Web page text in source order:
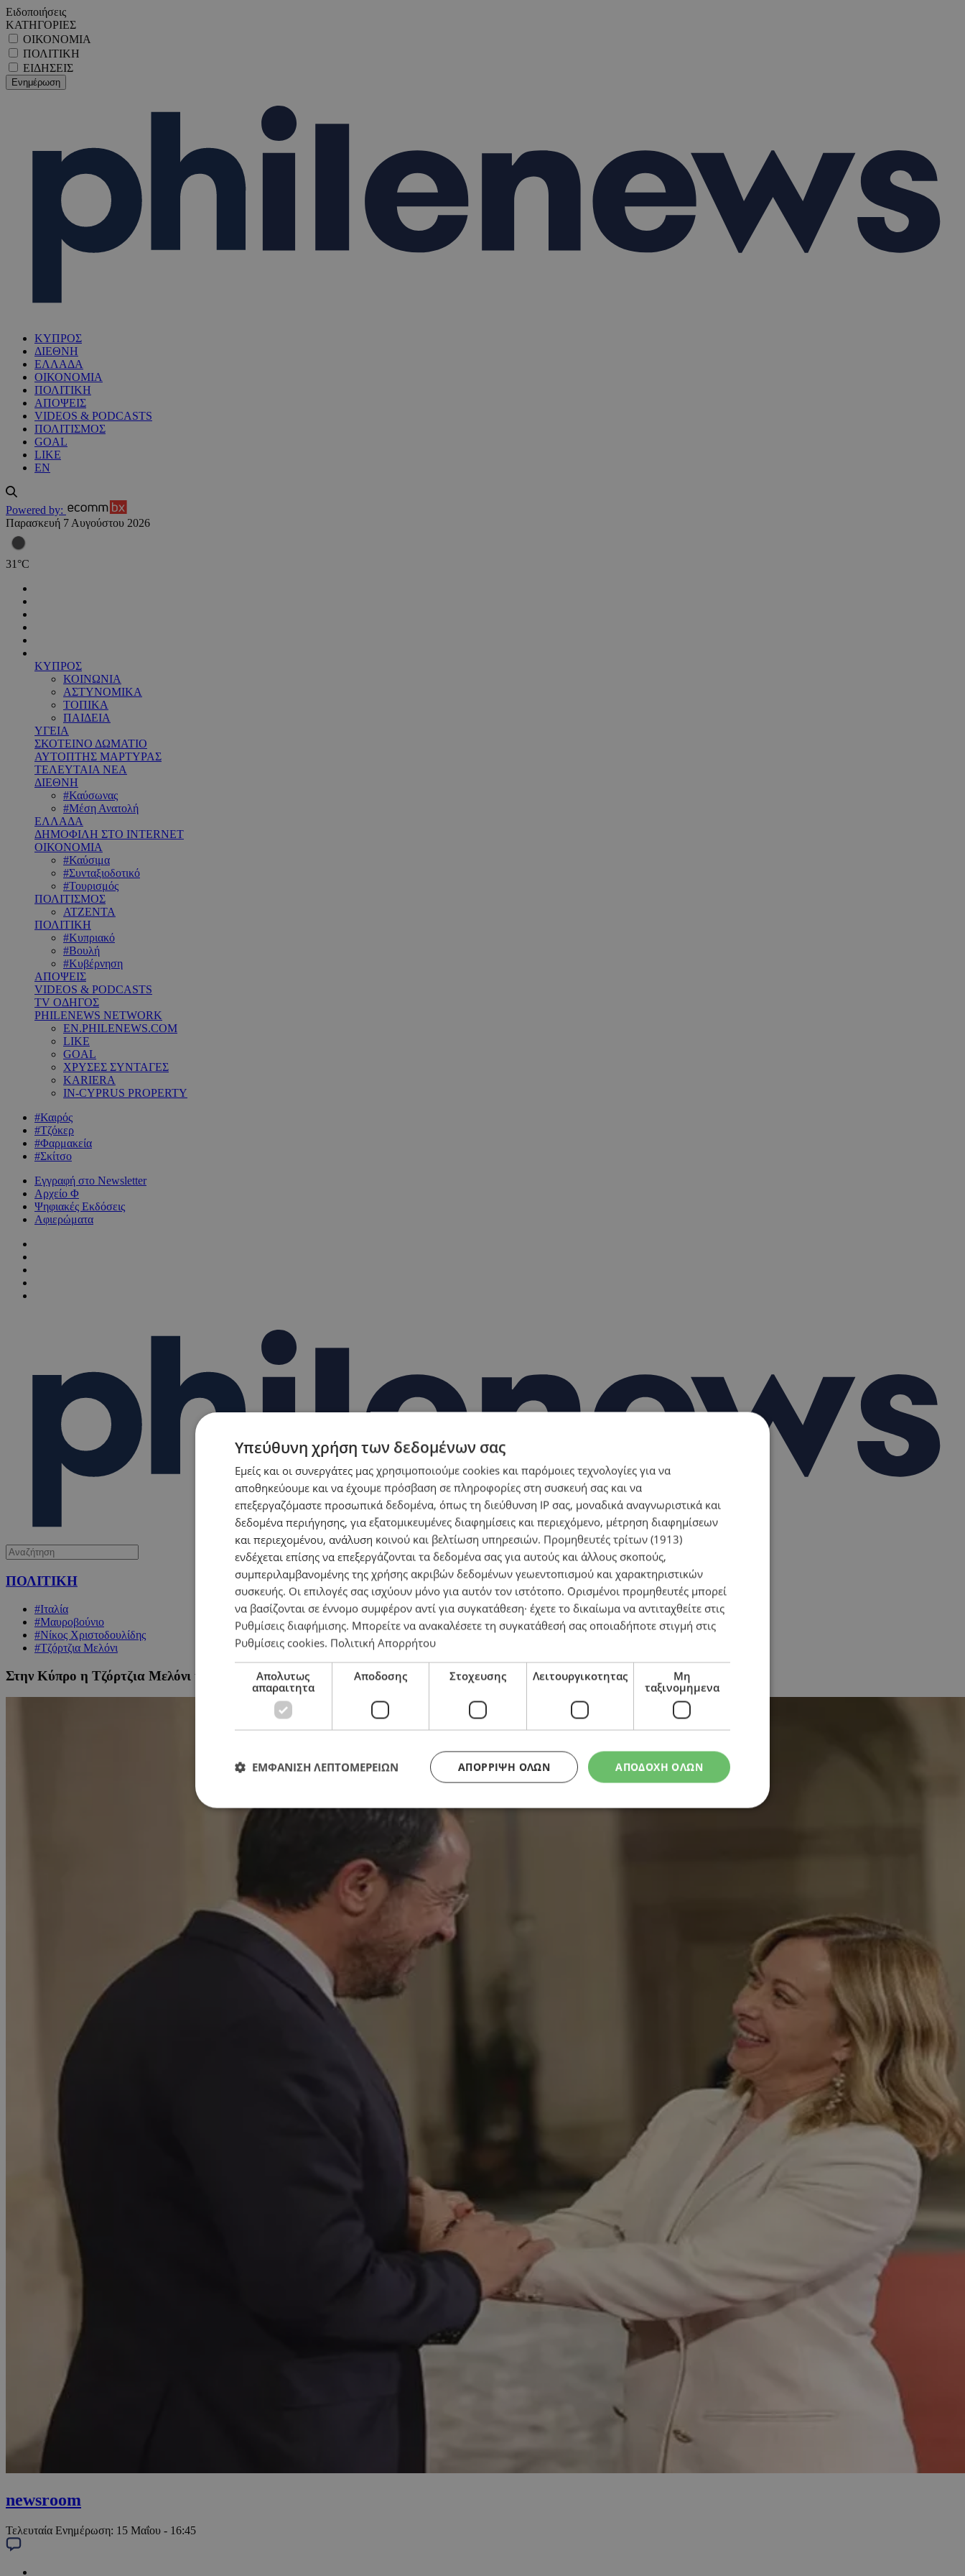
Ειδοποιήσεις
ΚΑΤΗΓΟΡΙΕΣ
ΟΙΚΟΝΟΜΙΑ
ΠΟΛΙΤΙΚΗ
ΕΙΔΗΣΕΙΣ
ΚΥΠΡΟΣ
ΔΙΕΘΝΗ
ΕΛΛΑΔΑ
ΟΙΚΟΝΟΜΙΑ
ΠΟΛΙΤΙΚΗ
ΑΠΟΨΕΙΣ
VIDEOS & PODCASTS
ΠΟΛΙΤΙΣΜΟΣ
GOAL
LIKE
EN
Powered by:
Παρασκευή 7 Αυγούστου 2026
31 °C
ΚΥΠΡΟΣ
ΚΟΙΝΩΝΙΑ
ΑΣΤΥΝΟΜΙΚΑ
ΤΟΠΙΚΑ
ΠΑΙΔΕΙΑ
ΥΓΕΙΑ
ΣΚΟΤΕΙΝΟ ΔΩΜΑΤΙΟ
ΑΥΤΟΠΤΗΣ ΜΑΡΤΥΡΑΣ
ΤΕΛΕΥΤΑΙΑ ΝΕΑ
ΔΙΕΘΝΗ
#Καύσωνας
#Μέση Ανατολή
ΕΛΛΑΔΑ
ΔΗΜΟΦΙΛΗ ΣΤΟ INTERNET
ΟΙΚΟΝΟΜΙΑ
#Καύσιμα
#Συνταξιοδοτικό
#Τουρισμός
ΠΟΛΙΤΙΣΜΟΣ
ΑΤΖΕΝΤΑ
ΠΟΛΙΤΙΚΗ
#Κυπριακό
#Βουλή
#Κυβέρνηση
ΑΠΟΨΕΙΣ
VIDEOS & PODCASTS
TV ΟΔΗΓΟΣ
PHILENEWS NETWORK
EN.PHILENEWS.COM
LIKE
GOAL
ΧΡΥΣΕΣ ΣΥΝΤΑΓΕΣ
KARIERA
IN-CYPRUS PROPERTY
#Καιρός
#Τζόκερ
#Φαρμακεία
#Σκίτσο
Εγγραφή στο Newsletter
Αρχείο Φ
Ψηφιακές Εκδόσεις
Αφιερώματα
ΠΟΛΙΤΙΚΗ
#Ιταλία
#Μαυροβούνιο
#Νίκος Χριστοδουλίδης
#Τζόρτζια Μελόνι
Στην Κύπρο η Τζόρτζια Μελόνι και ο Πρόεδρος Μαυροβουνίου – Στο επίκεντρο η αναβάθμιση των διμερών σχέσεων
newsroom
Τελευταία Ενημέρωση: 15 Μαΐου - 16:45
Υπεύθυνη χρήση των δεδομένων σας
Εμείς και οι συνεργάτες μας χρησιμοποιούμε cookies και παρόμοιες τεχνολογίες για να
αποθηκεύουμε και να έχουμε πρόσβαση σε πληροφορίες στη συσκευή σας και να
επεξεργαζόμαστε προσωπικά δεδομένα, όπως τη διεύθυνση IP σας, μοναδικά αναγνωριστικά και
δεδομένα περιήγησης, για εξατομικευμένες διαφημίσεις και περιεχόμενο, μέτρηση διαφημίσεων
και περιεχομένου, ανάλυση κοινού και βελτίωση υπηρεσιών. Προμηθευτές τρίτων (1913)
ενδέχεται επίσης να επεξεργάζονται τα δεδομένα σας για αυτούς και άλλους σκοπούς,
συμπεριλαμβανομένης της χρήσης ακριβών δεδομένων γεωεντοπισμού και χαρακτηριστικών
συσκευής. Οι επιλογές σας ισχύουν μόνο για αυτόν τον ιστότοπο. Ορισμένοι προμηθευτές μπορεί
να βασίζονται σε έννομο συμφέρον αντί για συγκατάθεση· έχετε το δικαίωμα να αντιταχθείτε στις
Ρυθμίσεις διαφήμισης. Μπορείτε να ανακαλέσετε τη συγκατάθεσή σας οποιαδήποτε στιγμή στις
Ρυθμίσεις cookies. Πολιτική Απορρήτου
Απολυτως
απαραιτητα
Αποδοσης Στοχευσης Λειτουργικοτητας
Μη
ταξινομημενα
ΑΠΟΔΟΧΗ ΟΛΩΝ
ΑΠΌΡΡΙΨΗ ΌΛΩΝ
ΕΜΦΑΝΙΣΗ ΛΕΠΤΟΜΕΡΕΙΩΝ